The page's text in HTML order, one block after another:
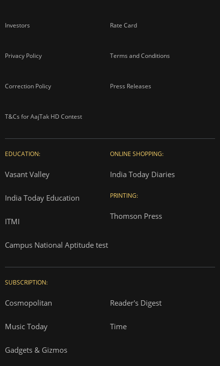
Investors Rate Card
Privacy Policy Terms and Conditions
Correction Policy Press Releases
T&Cs for AajTak HD Contest
EDUCATION:
Vasant Valley
India Today Education
ITMI
Campus National Aptitude test
ONLINE SHOPPING:
India Today Diaries
PRINTING:
Thomson Press
SUBSCRIPTION:
Cosmopolitan Reader's Digest
Music Today Time
Gadgets & Gizmos